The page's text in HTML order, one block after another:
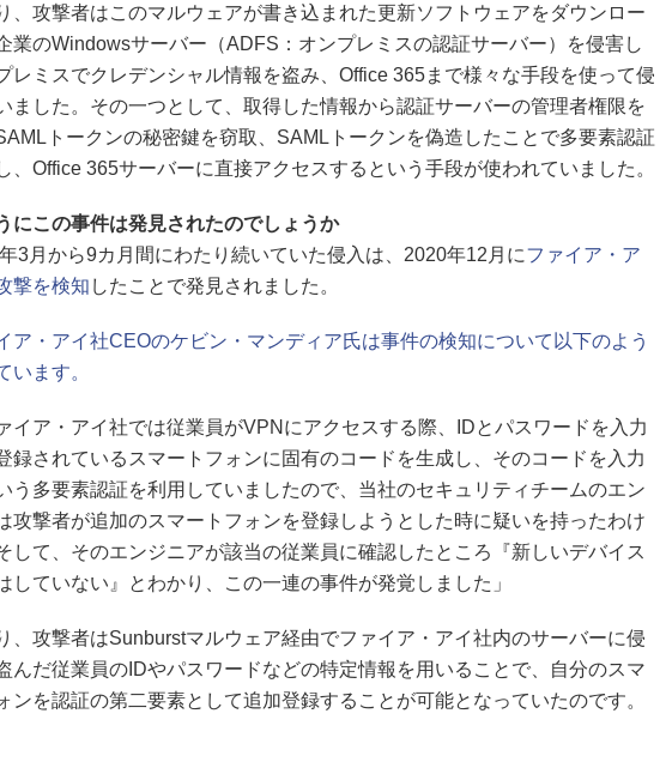
、攻撃者はこのマルウェアが書き込まれた更新ソフトウェアをダウンロー
業のWindowsサーバー（ADFS：オンプレミスの認証サーバー）を侵害し
レミスでクレデンシャル情報を盗み、Office 365まで様々な手段を使って侵
ました。その一つとして、取得した情報から認証サーバーの管理者権限を
トークンの秘密鍵を窃取、SAMLトークンを偽造したことで多要素認証
、Office 365サーバーに直接アクセスするという手段が使われていました。
にこの事件は発見されたのでしょうか
3月から9カ月間にわたり続いていた侵入は、2020年12月にファイア・ア
撃を検知 したことで発見されました。
ア・アイ社CEOのケビン・マンディア氏は事件の検知について以下のよう
います。
イア・アイ社では従業員がVPNにアクセスする際、IDとパスワードを入力
録されているスマートフォンに固有のコードを生成し、そのコードを入力
う多要素認証を利用していましたので、当社のセキュリティチームのエン
攻撃者が追加のスマートフォンを登録しようとした時に疑いを持ったわけ
して、そのエンジニアが該当の従業員に確認したところ『新しいデバイス
していない』とわかり、この一連の事件が発覚しました」
、攻撃者はSunburstマルウェア経由でファイア・アイ社内のサーバーに侵
んだ従業員のIDやパスワードなどの特定情報を用いることで、自分のスマ
ンを認証の第二要素として追加登録することが可能となっていたのです。